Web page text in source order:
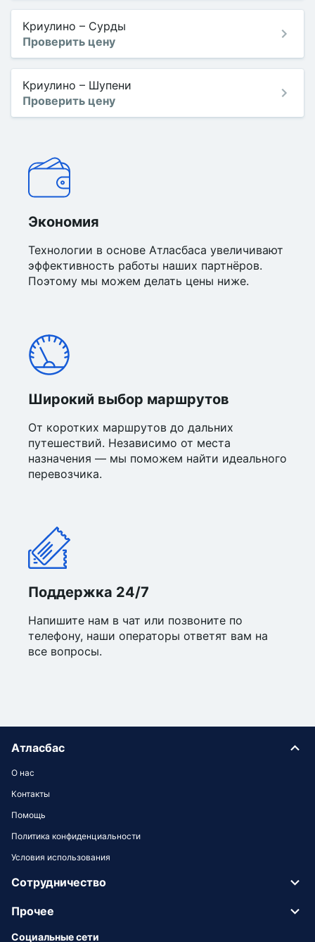
Криулино – Сурды
Проверить цену
Криулино – Шупени
Проверить цену
Экономия
Технологии в основе Атласбаса увеличивают
эффективность работы наших партнёров.
Поэтому мы можем делать цены ниже.
Широкий выбор маршрутов
От коротких маршрутов до дальних
путешествий. Независимо от места
назначения — мы поможем найти идеального
перевозчика.
Поддержка 24/7
Напишите нам в чат или позвоните по
телефону, наши операторы ответят вам на
все вопросы.
Атласбас
О нас
Контакты
Помощь
Политика конфиденциальности
Условия использования
Сотрудничество
Прочее
Социальные сети